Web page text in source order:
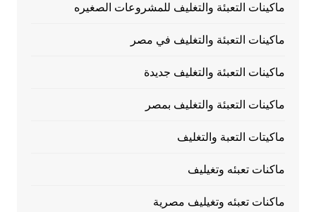
ماكينات التعبئة والتغليف للمشروعات الصغيره
ماكينات التعبئة والتغليف في مصر
ماكينات التعبئة والتغليف جديدة
ماكينات التعبئة والتغليف بمصر
ماكيتات التعبة والتغليف
ماكنات تعبئه وتغيليف
ماكنات تعبئه وتغيليف مصرية